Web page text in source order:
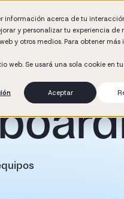
información acerca de tu
y personalizar tu experiencia de
y otros medios. Para obtener
web. Se usará una sola cookie en
Aceptar
Formación IA para
qué Booster IA HR